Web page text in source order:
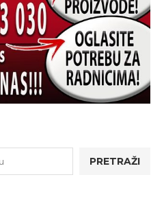
PRETRAŽI